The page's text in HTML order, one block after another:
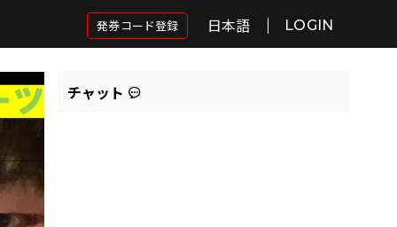
発券コード登録 日本語 LOGIN
チャット